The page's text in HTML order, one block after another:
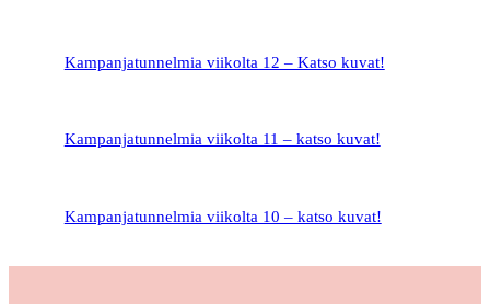
Kampanjatunnelmia viikolta 12 – Katso kuvat!
Kampanjatunnelmia viikolta 11 – katso kuvat!
Kampanjatunnelmia viikolta 10 – katso kuvat!